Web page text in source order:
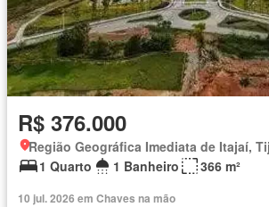
R$ 376.000
Região Geográfica Imediata de Itajaí,
1 Quarto
1 Banheiro 366 m²
10 jul. 2026 em Chaves na mão